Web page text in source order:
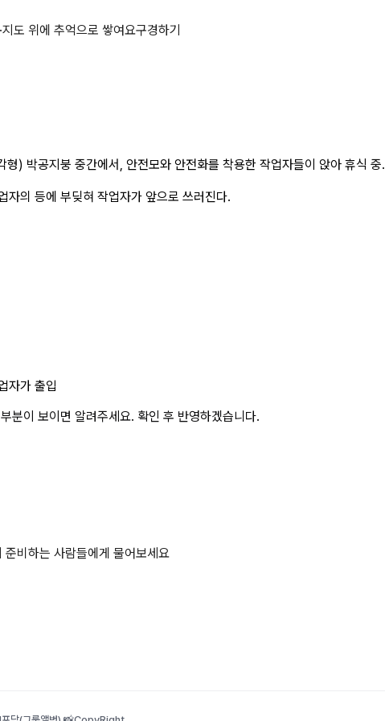
이지
지도 위에 추억으로 쌓여요구경하기
) 박공지붕 중간에서, 안전모와 안전화를 착용한 작업자들이 앉아 휴식 중.
자의 등에 부딪혀 작업자가 앞으로 쓰러진다.
자가 출입
분이 보이면 알려주세요. 확인 후 반영하겠습니다.
준비하는 사람들에게 물어보세요